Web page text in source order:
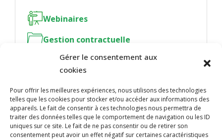
Gérer le consentement aux
cookies
Pour offrir les meilleures expériences, nous utilisons des technologies
telles que les cookies pour stocker et/ou accéder aux informations des
appareils. Le fait de consentir à ces technologies nous permettra de
traiter des données telles que le comportement de navigation ou les ID
uniques sur ce site. Le fait de ne pas consentir ou de retirer son
consentement peut avoir un effet négatif sur certaines caractéristiques
Webinaires
Gestion contractuelle
NOUS JOINDRE
400, boulevard Jean-Lesage
Hall Est, bureau 535